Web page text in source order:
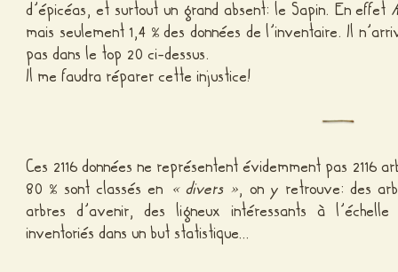
d’épicéas, et surtout un grand absent: le Sapin. En effet
mais seulement 1,4 % des données de l’inventaire. Il
pas dans le top 20 ci-dessus.
Il me faudra réparer cette injustice!
Ces 2116 données ne représentent évidemment pas 2116
80% sont classés en « divers », on y retrouve: des
arbres d’avenir, des ligneux intéressants à
inventoriés dans un but statistique…